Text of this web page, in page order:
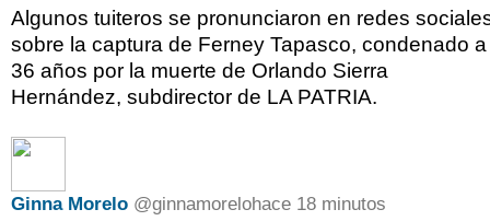
Algunos tuiteros se pronunciaron en redes
sobre la captura de Ferney Tapasco, condenado a
36 años por la muerte de Orlando Sierra
Hernández, subdirector de LA PATRIA.
Ginna Morelo @ginnamorelohace 18 minutos